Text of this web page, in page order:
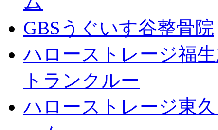
GBSうぐいす谷整骨院
ハローストレージ福
トランクルー
ハローストレージ東